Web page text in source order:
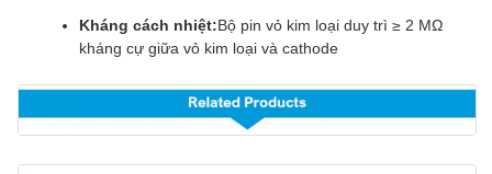
Kháng cách nhiệt:Bộ pin vỏ kim loại duy trì ≥ 2 MΩ
kháng cự giữa vỏ kim loại và cathode